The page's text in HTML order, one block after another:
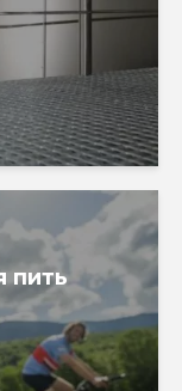
пить